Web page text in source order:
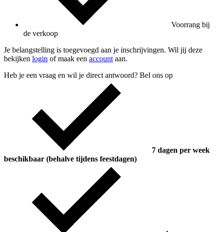
Voorrang bij
de verkoop
Je belangstelling is toegevoegd aan je inschrijvingen. Wil jij deze
bekijken login of maak een account aan.
Heb je een vraag en wil je direct antwoord? Bel ons op
7 dagen per week
beschikbaar (behalve tijdens feestdagen)